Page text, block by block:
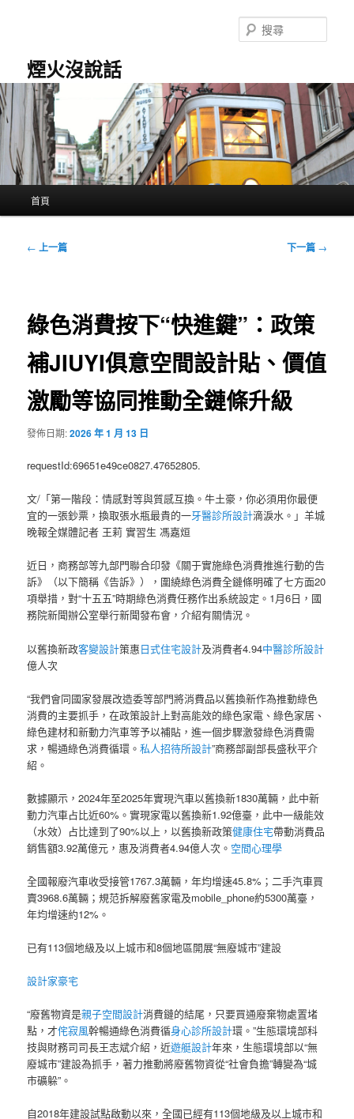
容
煙火沒說話
尋
首頁
文
← 上一篇 下一篇 →
綠色消費按下“快進鍵”：政策
補JIUYI俱意空間設計貼、價值
激勵等協同推動全鏈條升級
發佈日期:2026 年 1 月 13 日
requestId:69651e49ce0827.47652805.
文/「第一階段：情感對等與質感互換。牛土豪，你必須用你最便
宜的一張鈔票，換取張水瓶最貴的一牙醫診所設計滴淚水。」羊城
晚報全媒體記者 王莉 實習生 馮嘉烜
近日，商務部等九部門聯合印發《關于實施綠色消費推進行動的告
訴》（以下簡稱《告訴》），圍繞綠色消費全鏈條明確了七方面20
項舉措，對“十五五”時期綠色消費任務作出系統設定。1月6日，國
務院新聞辦公室舉行新聞發布會，介紹有關情況。
以舊換新政客變設計策惠日式住宅設計及消費者4.94中醫診所設計
億人次
“我們會同國家發展改造委等部門將消費品以舊換新作為推動綠色
消費的主要抓手，在政策設計上對高能效的綠色家電、綠色家居、
綠色建材和新動力汽車等予以補貼，進一個步驟激發綠色消費需
求，暢通綠色消費循環。私人招待所設計”商務部副部長盛秋平介
紹。
數據顯示，2024年至2025年實現汽車以舊換新1830萬輛，此中新
動力汽車占比近60%。實現家電以舊換新1.92億臺，此中一級能效
（水效）占比達到了90%以上，以舊換新政策健康住宅帶動消費品
銷售額3.92萬億元，惠及消費者4.94億人次。 空間心理學
全國報廢汽車收受接管1767.3萬輛，年均增速45.8%；二手汽車買
賣3968.6萬輛；規范拆解廢舊家電及mobile_phone約5300萬臺，
年均增速約12%。
已有113個地級及以上城市和8個地區開展“無廢城市”建設
設計家豪宅
“廢舊物資是親子空間設計消費鏈的結尾，只要買通廢棄物處置堵
點，才侘寂風幹暢通綠色消費循身心診所設計環。”生態環境部科
技與財務司司長王志斌介紹，近遊艇設計年來，生態環境部以“無
廢城市”建設為抓手，著力推動將廢舊物資從“社會負擔”轉變為“城
市礦躲”。
自2018年建設試點啟動以來，全國已經有113個地級及以上城市和